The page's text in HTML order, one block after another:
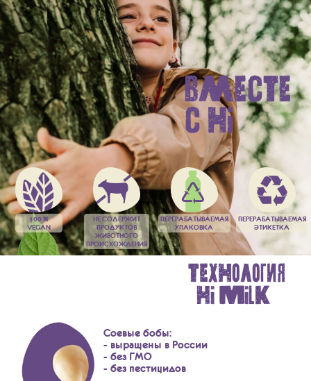
вместе
с hi
100 %
VEGAN
НЕ СОДЕРЖИТ
ПРОДУКТОВ
ЖИВОТНОГО
ПРОИСХОЖДЕНИЯ
ПЕРЕРАБАТЫВАЕМАЯ
УПАКОВКА
ПЕРЕРАБАТЫВАЕМАЯ
ЭТИКЕТКА
технология
hi milk
Соевые бобы:
- выращены в России
- без ГМО
- без пестицидов